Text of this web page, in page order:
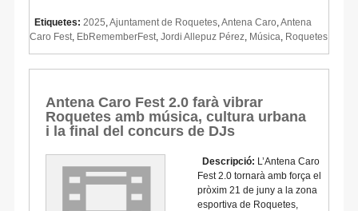
Etiquetes: 2025 Ajuntament de Roquetes Antena Caro Antena
Caro Fest EbRememberFest Jordi Allepuz Pérez Música Roquetes
Antena Caro Fest 2.0 farà vibrar
Roquetes amb música, cultura urbana
i la final del concurs de DJs
Descripció: L’Antena Caro
Fest 2.0 tornarà amb força el
pròxim 21 de juny a la zona
esportiva de Roquetes,